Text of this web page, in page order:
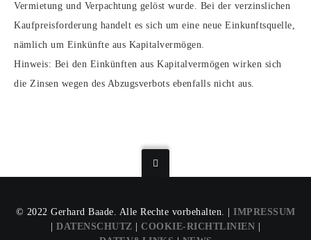
Vermietung und Verpachtung gelöst wurde. Bei der verzinslichen
Kaufpreisforderung handelt es sich um eine neue Einkunftsquelle,
nämlich um Einkünfte aus Kapitalvermögen.
Hinweis: Bei den Einkünften aus Kapitalvermögen wirken sich
die Zinsen wegen des Abzugsverbots ebenfalls nicht aus.
© 2022 Gerhard Baade. Alle Rechte vorbehalten. | IMPRESSUM
DATENSCHUTZ COOKIE-RICHTLINIEN